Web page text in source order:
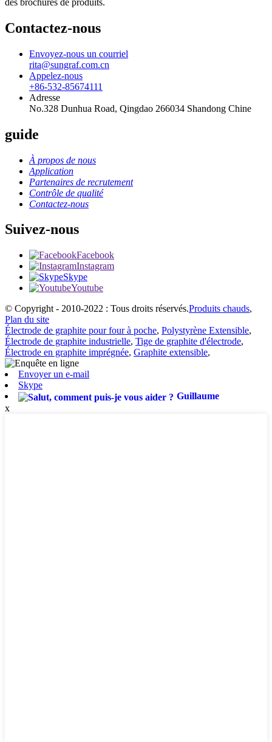
des brochures de produits.
Contactez-nous
Envoyez-nous un courriel
rita@sungraf.com.cn
Appelez-nous
+86-532-85674111
Adresse
No.328 Dunhua Road, Qingdao 266034 Shandong Chine
guide
À propos de nous
Application
Partenaires de recrutement
Contrôle de qualité
Contactez-nous
Suivez-nous
Facebook
Instagram
Skype
Youtube
© Copyright - 2010-2022 : Tous droits réservés.Produits chauds,
Plan du site
Électrode de graphite pour four à poche, Polystyrène Extensible,
Électrode de graphite industrielle, Tige de graphite d'électrode,
Électrode en graphite imprégnée, Graphite extensible,
Envoyer un e-mail
Skype
Guillaume
x